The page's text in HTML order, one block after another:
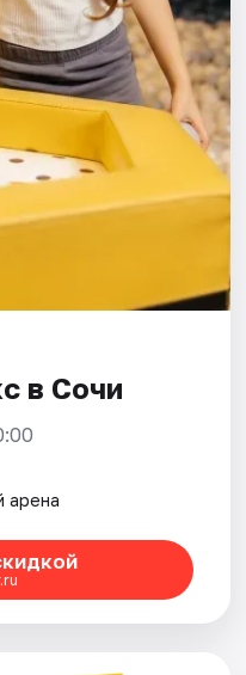
в Сочи
арена